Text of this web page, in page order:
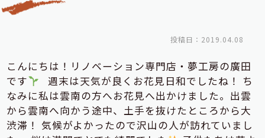
投稿日：2019.04.08
こんにちは！リノベーション専門店・夢工房の廣田
です
週末は天気が良くお花見日和でしたね！ ち
なみに私は雲南の方へお花見へ出かけました。出雲
から雲南へ向かう途中、土手を抜けたところから大
渋滞！ 気候がよかったので沢山の人が訪れていまし